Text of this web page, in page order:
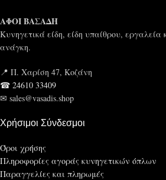
ΑΦΟΙ ΒΑΣΑΔΗ
Κυνηγετικά είδη, είδη υπαίθρου, εργαλεία
ανάγκη.
📍 Π. Χαρίση 47, Κοζάνη
☎ 24610 33409
✉ sales@vasadis.shop
Χρήσιμοι Σύνδεσμοι
Όροι χρήσης
Πληροφορίες αγοράς κυνηγετικών όπλων
Παραγγελίες και πληρωμές